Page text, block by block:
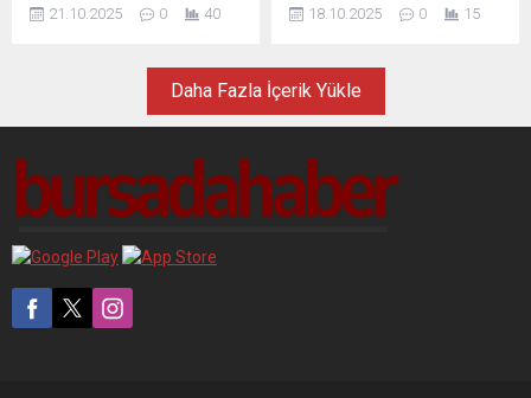
geleceğini doğrulasa da,
çok daha erken kapıya
dayanabileceğini ortaya
koydu. Güneş her geçen gün
son canlıları da birer birer
yok olacak.
21.10.2025 0 40
dolarlık teşvik sunuyor. Talep
kırıyor.
18.10.2025 0 15
Daha Fazla İçerik Yükle